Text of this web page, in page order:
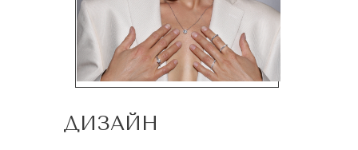
ДИЗАЙН